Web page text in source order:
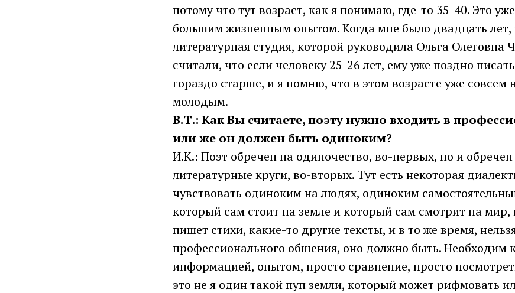
потому что тут возраст, как я понимаю, где-то 35-40. Это
большим жизненным опытом. Когда мне было двадцать лет,
литературная студия, которой руководила Ольга Олеговна
считали, что если человеку 25-26 лет, ему уже поздно
гораздо старше, и я помню, что в этом возрасте уже совсем
молодым.
В.Т.: Как Вы считаете, поэту нужно входить в
или же он должен быть одиноким?
И.К.: Поэт обречен на одиночество, во-первых, но и
литературные круги, во-вторых. Тут есть некоторая
чувствовать одиноким на людях, одиноким
который сам стоит на земле и который сам смотрит на мир,
пишет стихи, какие-то другие тексты, и в то же время,
профессионального общения, оно должно быть. Необходим
информацией, опытом, просто сравнение, просто
это не я один такой пуп земли, который может рифмовать